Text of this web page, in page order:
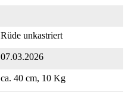
Rüde unkastriert
07.03.2026
ca. 40 cm, 10 Kg